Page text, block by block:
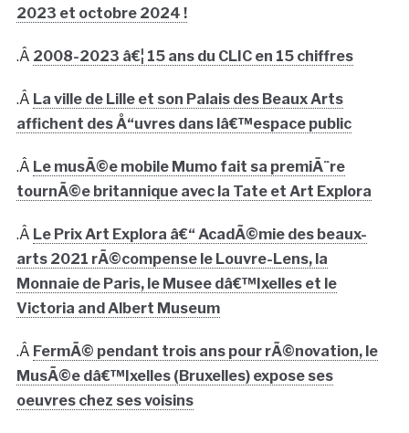
2023 et octobre 2024 !
.Â 2008-2023 â€¦ 15 ans du CLIC en 15 chiffres
.Â La ville de Lille et son Palais des Beaux Arts
affichent des Å“uvres dans lâ€™espace public
.Â Le musÃ©e mobile Mumo fait sa premiÃ¨re
tournÃ©e britannique avec la Tate et Art Explora
.Â Le Prix Art Explora â€“ AcadÃ©mie des beaux-
arts 2021 rÃ©compense le Louvre-Lens, la
Monnaie de Paris, le Musee dâ€™Ixelles et le
Victoria and Albert Museum
.Â FermÃ© pendant trois ans pour rÃ©novation, le
MusÃ©e dâ€™Ixelles (Bruxelles) expose ses
oeuvres chez ses voisins